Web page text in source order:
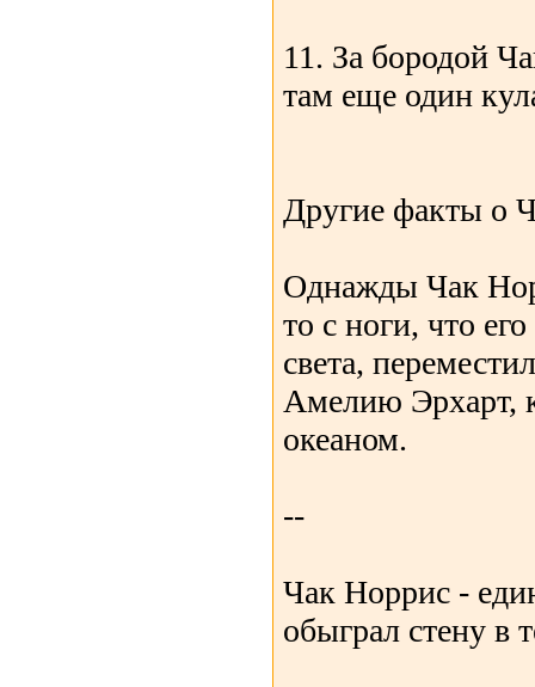
11. За бородой
там еще один
Другие факты о
Однажды Чак
то с ноги, что
света,
Амелию Эрхарт,
океаном.
--
Чак Норрис -
обыграл стену в